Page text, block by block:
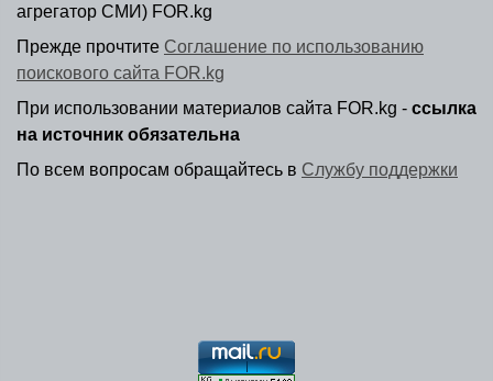
агрегатор СМИ) FOR.kg
Прежде прочтите Соглашение по использованию
поискового сайта FOR.kg
При использовании материалов сайта FOR.kg - ссылка
на источник обязательна
По всем вопросам обращайтесь в Службу поддержки